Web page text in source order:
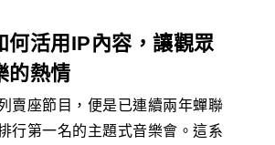
何活用IP內容，讓觀眾
的熱情
賣座節目，便是已連續兩年蟬聯
行第一名的主題式音樂會。這系